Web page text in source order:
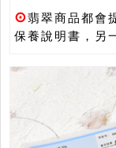
⊙翡翠商品都會
保養說明書，另